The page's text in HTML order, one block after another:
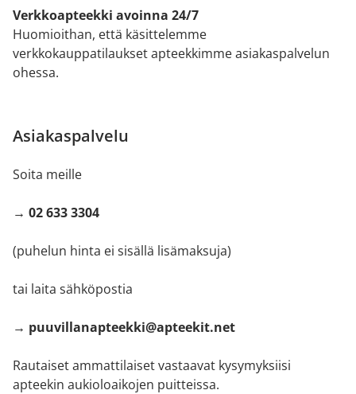
Verkkoapteekki avoinna 24/7
Huomioithan, että käsittelemme
verkkokauppatilaukset apteekkimme asiakaspalvelun
ohessa.
Asiakaspalvelu
Soita meille
→ 02 633 3304
(puhelun hinta ei sisällä lisämaksuja)
tai laita sähköpostia
→ puuvillanapteekki@apteekit.net
Rautaiset ammattilaiset vastaavat kysymyksiisi
apteekin aukioloaikojen puitteissa.